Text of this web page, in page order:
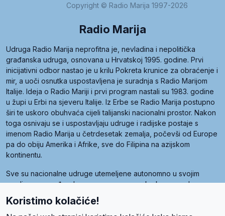
Copyright © Radio Marija 1997-2026
Radio Marija
Udruga Radio Marija neprofitna je, nevladina i nepolitička
građanska udruga, osnovana u Hrvatskoj 1995. godine. Prvi
inicijativni odbor nastao je u krilu Pokreta krunice za obraćenje i
mir, a uoči osnutka uspostavljena je suradnja s Radio Marijom
Italije. Ideja o Radio Mariji i prvi program nastali su 1983. godine
u župi u Erbi na sjeveru Italije. Iz Erbe se Radio Marija postupno
širi te uskoro obuhvaća cijeli talijanski nacionalni prostor. Nakon
toga osnivaju se i uspostavljaju udruge i radijske postaje s
imenom Radio Marija u četrdesetak zemalja, počevši od Europe
pa do obiju Amerika i Afrike, sve do Filipina na azijskom
kontinentu.
Sve su nacionalne udruge utemeljene autonomno u svojim
zemljama, a međusobna su povezane preko krovne udruge
pod nazivom Svjetska obitelj Radio Marije (World Family of
Radio Maria). Svjetsku obitelj utemeljilo je sedam članica, među
Koristimo kolačiće!